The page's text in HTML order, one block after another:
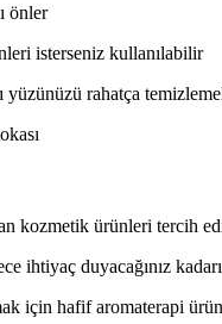
önler
isterseniz kullanılabilir
yüzünüzü rahatça
kozmetik ürünleri tercih
ihtiyaç duyacağınız
için hafif aromaterapi